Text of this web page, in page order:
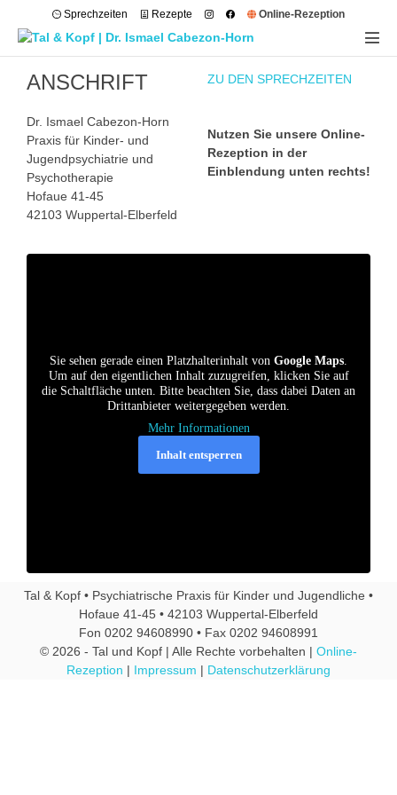
Sprechzeiten Rezepte Online-Rezeption
ANSCHRIFT
Dr. Ismael Cabezon-Horn
Praxis für Kinder- und
Jugendpsychiatrie und
Psychotherapie
Hofaue 41-45
42103 Wuppertal-Elberfeld
ZU DEN SPRECHZEITEN
Nutzen Sie unsere Online-
Rezeption in der
Einblendung unten rechts!
Sie sehen gerade einen Platzhalterinhalt von Google Maps
Um auf den eigentlichen Inhalt zuzugreifen, klicken Sie auf
die Schaltfläche unten. Bitte beachten Sie, dass dabei Daten an
Drittanbieter weitergegeben werden.
Mehr Informationen
Inhalt entsperren
Tal & Kopf • Psychiatrische Praxis für Kinder und Jugendliche •
Hofaue 41-45 • 42103 Wuppertal-Elberfeld
Fon 0202 94608990 • Fax 0202 94608991
© 2026 - Tal und Kopf | Alle Rechte vorbehalten | Online-
Rezeption | Impressum | Datenschutzerklärung